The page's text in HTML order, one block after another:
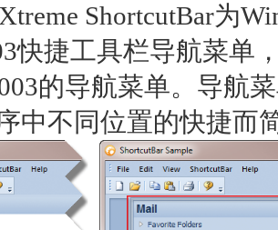
ShortcutBar为
快捷工具栏导航菜单
的导航菜单。导航
中不同位置的快捷而